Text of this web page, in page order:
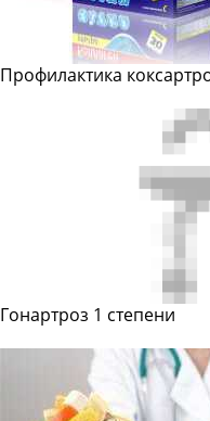
Профилактика
Гонартроз 1 степени